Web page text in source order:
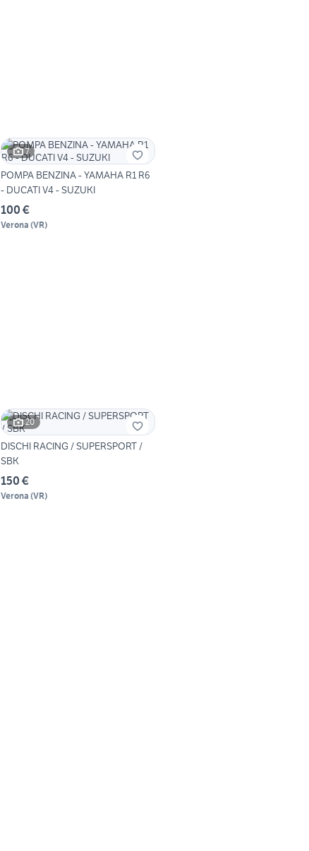
7
POMPA BENZINA - YAMAHA R1 R6
- DUCATI V4 - SUZUKI
100 €
Verona (VR)
20
DISCHI RACING / SUPERSPORT /
SBK
150 €
Verona (VR)